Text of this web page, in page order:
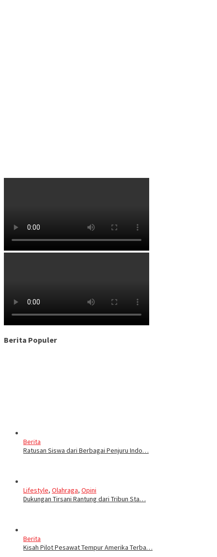
Berita Populer
Berita
Ratusan Siswa dari Berbagai Penjuru Indo…
Lifestyle, Olahraga, Opini
Dukungan Tirsani Rantung dari Tribun Sta…
Berita
Kisah Pilot Pesawat Tempur Amerika Terba…